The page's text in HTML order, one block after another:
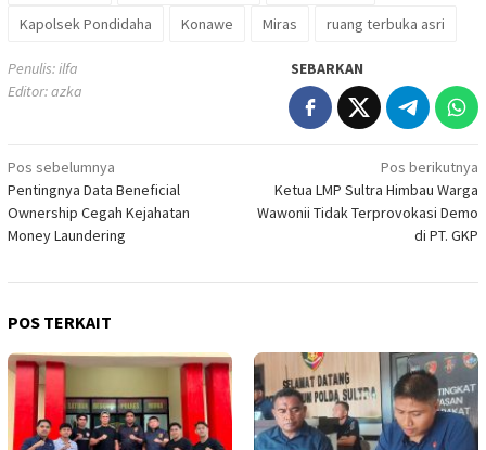
Kapolsek Pondidaha
Konawe Miras ruang terbuka asri
Penulis: ilfa
Editor: azka
SEBARKAN
Navigasi
pos
Pos sebelumnya
Pentingnya Data Beneficial
Ownership Cegah Kejahatan
Money Laundering
Pos berikutnya
Ketua LMP Sultra Himbau Warga
Wawonii Tidak Terprovokasi Demo
di PT. GKP
POS TERKAIT